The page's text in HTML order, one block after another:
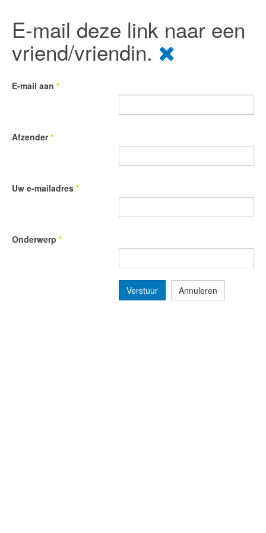
E-mail deze link naar een
vriend/vriendin.
E-mail aan *
Afzender*
Uw e-mailadres *
Onderwerp *
Verstuur Annuleren